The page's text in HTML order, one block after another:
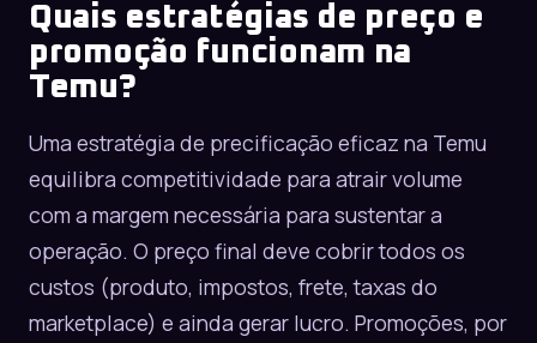
Quais estratégias de preço e
promoção funcionam na
Temu?
Uma estratégia de precificação eficaz na Temu
equilibra competitividade para atrair volume
com a margem necessária para sustentar a
operação. O preço final deve cobrir todos os
custos (produto, impostos, frete, taxas do
marketplace) e ainda gerar lucro. Promoções, por